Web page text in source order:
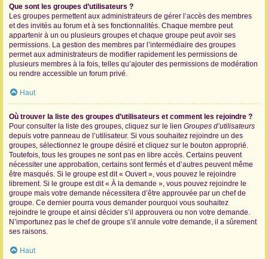
Que sont les groupes d’utilisateurs ?
Les groupes permettent aux administrateurs de gérer l’accès des membres
et des invités au forum et à ses fonctionnalités. Chaque membre peut
appartenir à un ou plusieurs groupes et chaque groupe peut avoir ses
permissions. La gestion des membres par l’intermédiaire des groupes
permet aux administrateurs de modifier rapidement les permissions de
plusieurs membres à la fois, telles qu’ajouter des permissions de modération
ou rendre accessible un forum privé.
Haut
Où trouver la liste des groupes d’utilisateurs et comment les rejoindre ?
Pour consulter la liste des groupes, cliquez sur le lien Groupes d’utilisateurs
depuis votre panneau de l’utilisateur. Si vous souhaitez rejoindre un des
groupes, sélectionnez le groupe désiré et cliquez sur le bouton approprié.
Toutefois, tous les groupes ne sont pas en libre accès. Certains peuvent
nécessiter une approbation, certains sont fermés et d’autres peuvent même
être masqués. Si le groupe est dit « Ouvert », vous pouvez le rejoindre
librement. Si le groupe est dit « À la demande », vous pouvez rejoindre le
groupe mais votre demande nécessitera d’être approuvée par un chef de
groupe. Ce dernier pourra vous demander pourquoi vous souhaitez
rejoindre le groupe et ainsi décider s’il approuvera ou non votre demande.
N’importunez pas le chef de groupe s’il annule votre demande, il a sûrement
ses raisons.
Haut